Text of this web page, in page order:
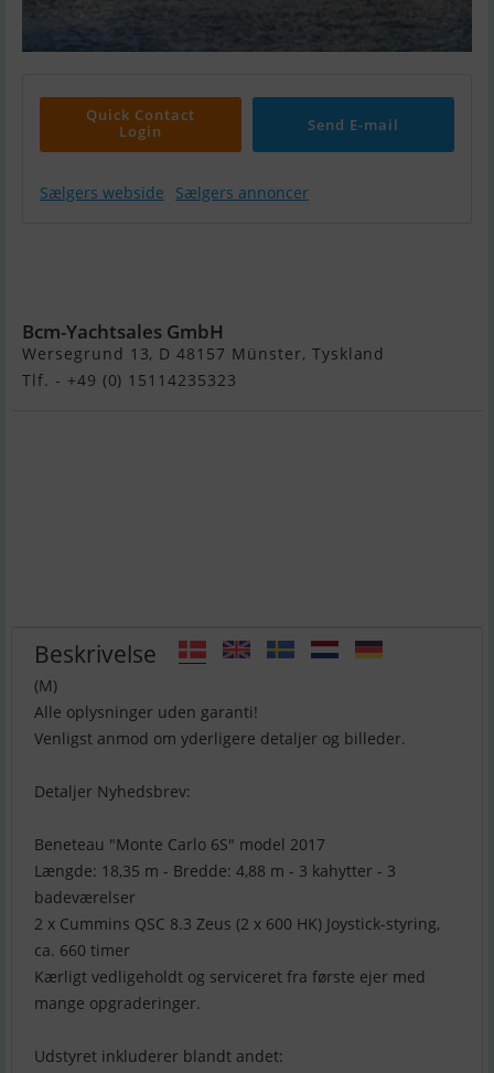
Quick Contact
Login
Send E-mail
Sælgers webside Sælgers annoncer
Bcm-Yachtsales GmbH
Wersegrund 13, D 48157 Münster, Tyskland
Tlf. - +49 (0) 15114235323
Beskrivelse
(M)
Alle oplysninger uden garanti!
Venligst anmod om yderligere detaljer og billeder.
Detaljer Nyhedsbrev:
Beneteau "Monte Carlo 6S" model 2017
Længde: 18,35 m - Bredde: 4,88 m - 3 kahytter - 3
badeværelser
2 x Cummins QSC 8.3 Zeus (2 x 600 HK) Joystick-styring,
ca. 660 timer
Kærligt vedligeholdt og serviceret fra første ejer med
mange opgraderinger.
Udstyret inkluderer blandt andet: